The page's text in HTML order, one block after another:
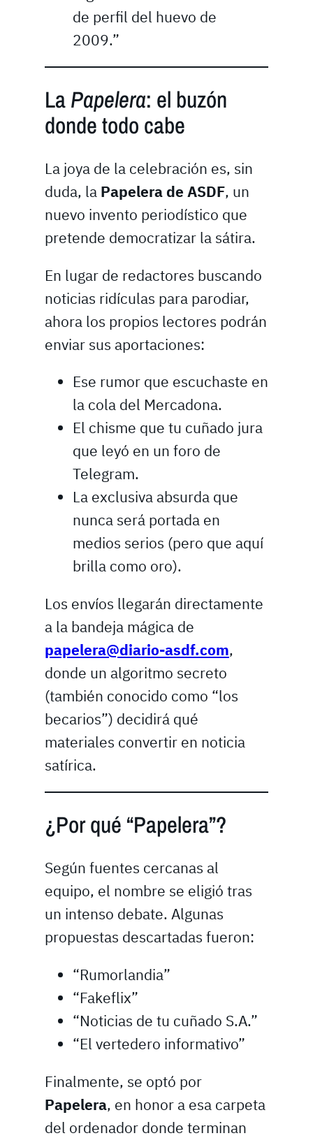
de perfil del huevo de
2009.”
LaPapelera: el buzón
donde todo cabe
La joya de la celebración es, sin
duda, la Papelera de ASDF, un
nuevo invento periodístico que
pretende democratizar la sátira.
En lugar de redactores buscando
noticias ridículas para parodiar,
ahora los propios lectores podrán
enviar sus aportaciones:
Ese rumor que escuchaste en
la cola del Mercadona.
El chisme que tu cuñado jura
que leyó en un foro de
Telegram.
La exclusiva absurda que
nunca será portada en
medios serios (pero que aquí
brilla como oro).
Los envíos llegarán directamente
a la bandeja mágica de
papelera@diario-asdf.com,
donde un algoritmo secreto
(también conocido como “los
becarios”) decidirá qué
materiales convertir en noticia
satírica.
¿Por qué “Papelera”?
Según fuentes cercanas al
equipo, el nombre se eligió tras
un intenso debate. Algunas
propuestas descartadas fueron:
“Rumorlandia”
“Fakeflix”
“Noticias de tu cuñado S.A.”
“El vertedero informativo”
Finalmente, se optó por
Papelera, en honor a esa carpeta
del ordenador donde terminan